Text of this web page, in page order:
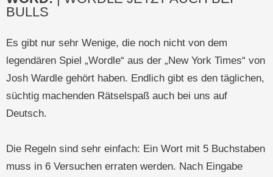
BULLS
Es gibt nur sehr Wenige, die noch nicht von dem
legendären Spiel „Wordle“ aus der „New York Times“ von
Josh Wardle gehört haben. Endlich gibt es den täglichen,
süchtig machenden Rätselspaß auch bei uns auf
Deutsch.
Die Regeln sind sehr einfach: Ein Wort mit 5 Buchstaben
muss in 6 Versuchen erraten werden. Nach Eingabe